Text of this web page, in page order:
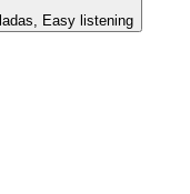
Easy listening